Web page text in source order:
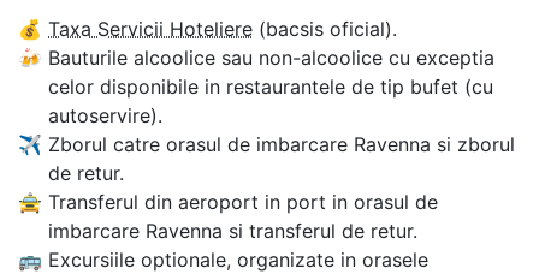
💰 Taxa Servicii Hoteliere (bacsis oficial).
🍻 Bauturile alcoolice sau non-alcoolice cu exceptia
celor disponibile in restaurantele de tip bufet (cu
autoservire).
✈ Zborul catre orasul de imbarcare Ravenna si zborul
de retur.
🚖 Transferul din aeroport in port in orasul de
imbarcare Ravenna si transferul de retur.
🚌 Excursiile optionale, organizate in orasele